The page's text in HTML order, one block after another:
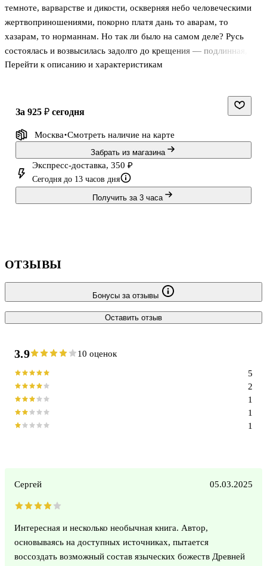
темноте, варварстве и дикости, оскверняя небо человеческими
жертвоприношениями, покорно платя дань то аварам, то
хазарам, то норманнам. Но так ли было на самом деле? Русь
состоялась и возвысилась задолго до крещения — подлинная,
исконная, Языческая Русь, унаследовавшая от арийских предков
свободная, непобедимая, наводившая ужас на врагов…
Главная книга известного историка Языческой Руси открывает
глаза на великое прошлое нашего народа. Это — вся правда о
«Золотом Веке» Древней Руси, о славной Языческой эпохе, ког
Перейти к описанию и характеристикам
за 925 ₽ сегодня
Москва Смотреть наличие на карте
Забрать из магазина
Экспресс-доставка, 350 ₽
Сегодня до 13 часов дня
Получить за 3 часа
ОТЗЫВЫ
Бонусы за отзывы
Оставить отзыв
3.9 10 оценок
1
1
1
2
5
Сергей 05.03.2025
Интересная и несколько необычная книга. Автор,
основываясь на доступных источниках, пытается
воссоздать возможный состав языческих божеств Древней